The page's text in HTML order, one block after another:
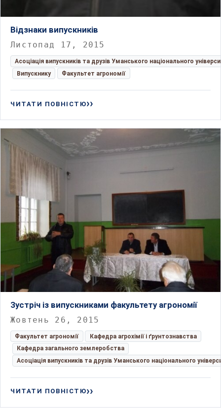
Відзнаки випускників
Листопад 17, 2015
Асоціація випускників та друзів Уманського національного
Випускнику
Факультет агрономії
ЧИТАТИ ПОВНІСТЮ
Зустріч із випускниками факультету агрономії
Жовтень 26, 2015
Факультет агрономії
Кафедра агрохімії і ґрунтознавства
Кафедра загального землеробства
Асоціація випускників та друзів Уманського національного
ЧИТАТИ ПОВНІСТЮ